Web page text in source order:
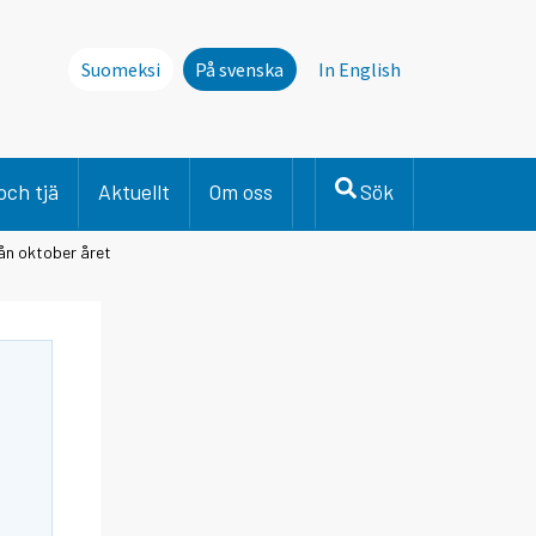
Suomeksi På svenska In English
tjä Aktuellt Om oss Sök
oktober året